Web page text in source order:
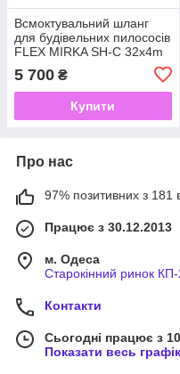
Всмоктувальний шланг
для будівельних пилососів
FLEX MIRKA SH-C 32x4m
5 700 ₴
Купити
Про нас
97% позитивних з 181
Працює з 30.12.2013
м. Одеса
Старокінний ринок
Контакти
Сьогодні працює з
Показати весь